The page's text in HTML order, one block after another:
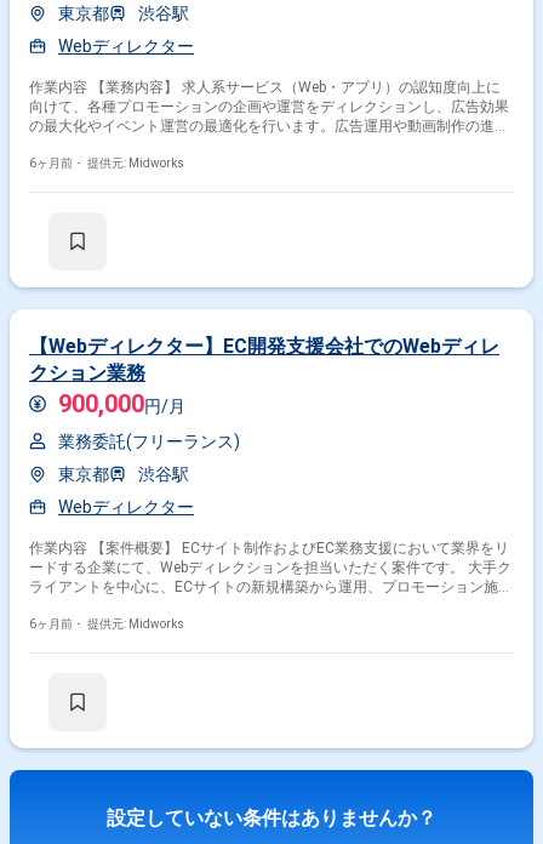
東京都
渋谷駅
Webディレクター
作業内容 【業務内容】 求人系サービス（Web・アプリ）の認知度向上に
向けて、各種プロモーションの企画や運営をディレクションし、広告効果
の最大化やイベント運営の最適化を行います。広告運用や動画制作の進行
て対応していただきます。 【作業内容】 ・WEB/SNS広告、SNS運用、屋
屋外広告の導入、進行管理（宣伝トラック、電車広告等） ・イベントやイ
6ヶ月前・ 提供元: Midworks
【Webディレクター】EC開発支援会社でのWebディレ
クション業務
900,000円/月
業務委託(フリーランス)
東京都
渋谷駅
Webディレクター
作業内容 【案件概要】 ECサイト制作およびEC業務支援において業界をリ
ードする企業にて、Webディレクションを担当いただく案件です。 大手ク
ライアントを中心に、ECサイトの新規構築から運用、プロモーション施策
界のECビジネスに携わり、幅広いドメイン知識と実践的な経験を積むこと
イアントとの要件整理および課題ヒアリング ・サイト改善やプロモーショ
6ヶ月前・ 提供元: Midworks
設定していない条件はありませんか？